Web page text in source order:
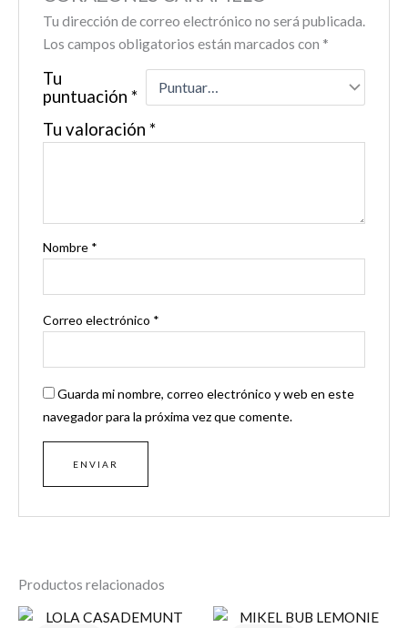
Tu dirección de correo electrónico no será publicada.
Los campos obligatorios están marcados con *
Tu
puntuación *
Tu valoración *
Nombre *
Correo electrónico *
Guarda mi nombre, correo electrónico y web en este
navegador para la próxima vez que comente.
Productos relacionados
El
El
El
El